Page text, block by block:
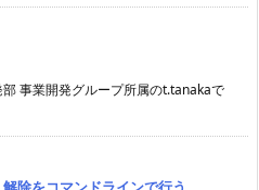
事業開発グループ所属のt.tanakaで